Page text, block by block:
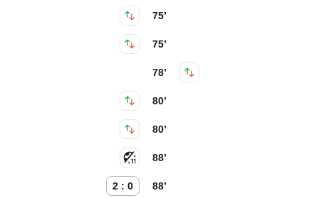
75’
75’
78’
80’
80’
88’
2 : 0 88’